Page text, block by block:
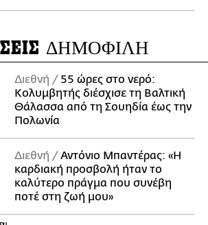
ΔΗΜΟΦΙΛΗ
Διεθνή
55 ώρες στο νερό:
Κολυμβητής διέσχισε τη Βαλτική
Θάλασσα από τη Σουηδία έως την
Πολωνία
Διεθνή
Αντόνιο Μπαντέρας: «Η
καρδιακή προσβολή ήταν το
καλύτερο πράγμα που συνέβη
ποτέ στη ζωή μου»